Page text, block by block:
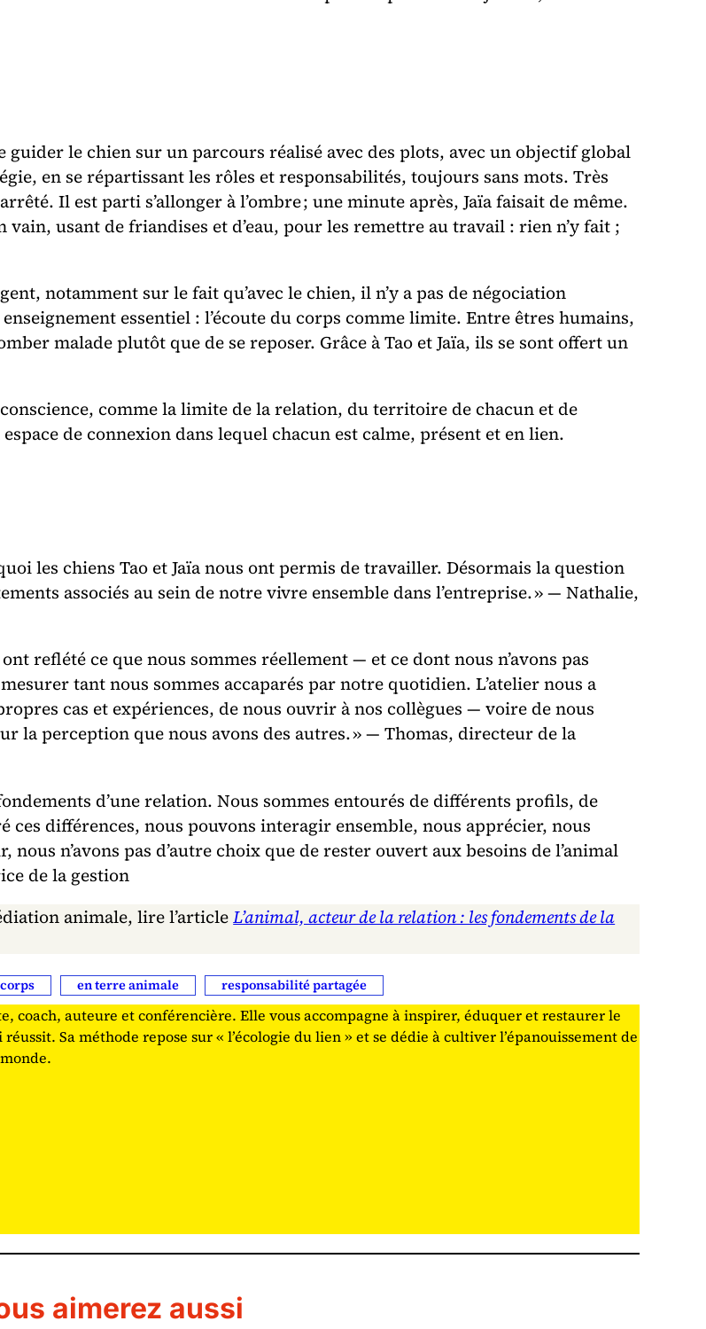
guider le chien sur un parcours réalisé avec des plots, avec un objectif global
en se répartissant les rôles et responsabilités, toujours sans mots. Très
Il est parti s’allonger à l’ombre ; une minute après, Jaïa faisait de même.
usant de friandises et d’eau, pour les remettre au travail : rien n’y fait ;
notamment sur le fait qu’avec le chien, il n’y a pas de négociation
essentiel : l’écoute du corps comme limite. Entre êtres humains,
malade plutôt que de se reposer. Grâce à Tao et Jaïa, ils se sont offert un
comme la limite de la relation, du territoire de chacun et de
de connexion dans lequel chacun est calme, présent et en lien.
les chiens Tao et Jaïa nous ont permis de travailler. Désormais la question
associés au sein de notre vivre ensemble dans l’entreprise. » — Nathalie,
reflété ce que nous sommes réellement — et ce dont nous n’avons pas
tant nous sommes accaparés par notre quotidien. L’atelier nous a
cas et expériences, de nous ouvrir à nos collègues — voire de nous
la perception que nous avons des autres. » — Thomas, directeur de la
d’une relation. Nous sommes entourés de différents profils, de
ces différences, nous pouvons interagir ensemble, nous apprécier, nous
n’avons pas d’autre choix que de rester ouvert aux besoins de l’animal
de la gestion
animale, lire l’articleL’animal, acteur de la relation : les fondements de la
en terre animale responsabilité partagée
coach, auteure et conférencière. Elle vous accompagne à inspirer, éduquer et restaurer le
Sa méthode repose sur « l’écologie du lien » et se dédie à cultiver l’épanouissement de
aimerez aussi